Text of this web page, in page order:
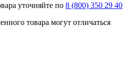
уточняйте по 8 (800) 350 29 40
товара могут отличаться